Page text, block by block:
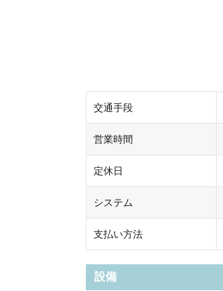
交通手段
営業時間
定休日
システム
支払い方法
設備